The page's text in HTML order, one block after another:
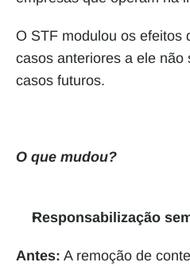
O STF modulou os efeitos
casos anteriores a ele não
casos futuros.
O que mudou?
Responsabilização
Antes: A remoção de